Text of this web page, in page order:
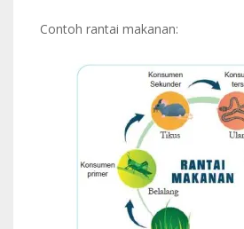
Contoh rantai makanan: